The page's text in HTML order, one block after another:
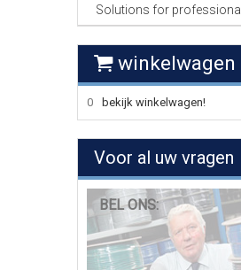
Solutions for professional,
winkelwagen
0 bekijk winkelwagen!
Voor al uw vragen
BEL ONS: